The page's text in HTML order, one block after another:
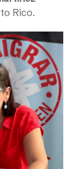
Rico.